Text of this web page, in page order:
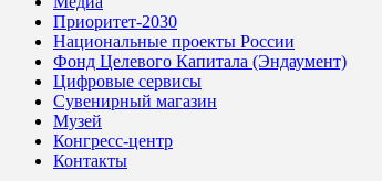
Приоритет-2030
Национальные проекты России
Фонд Целевого Капитала (Эндаумент)
Цифровые сервисы
Сувенирный магазин
Музей
Конгресс-центр
Контакты